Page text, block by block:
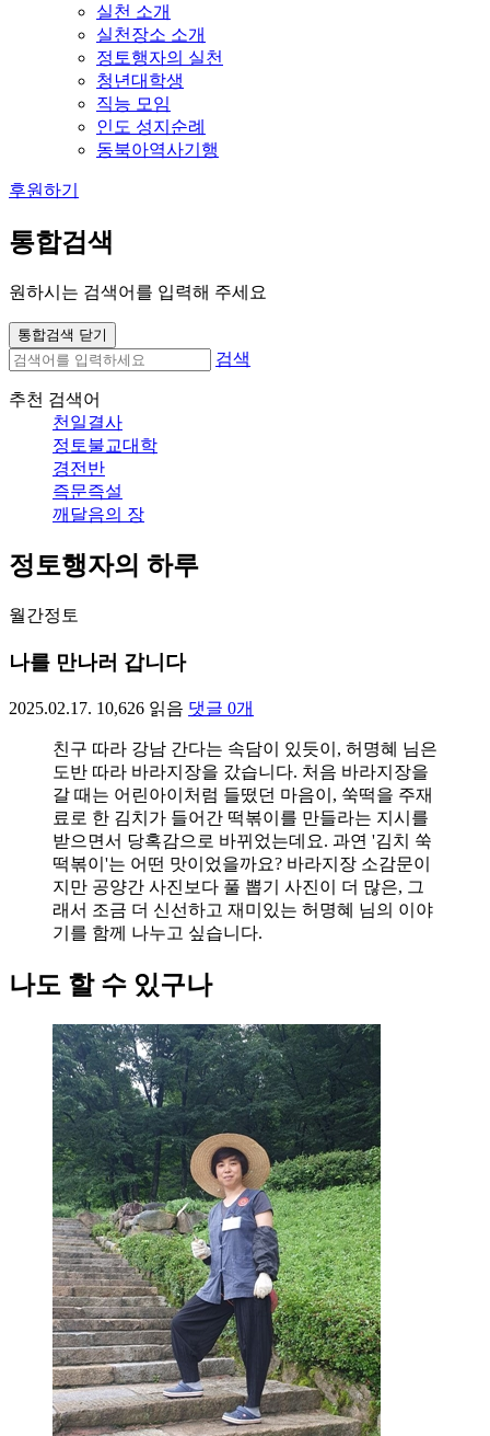
실천 소개
실천장소 소개
정토행자의 실천
청년대학생
직능 모임
인도 성지순례
동북아역사기행
후원하기
통합검색
원하시는 검색어를 입력해 주세요
통합검색 닫기
검색
추천 검색어
천일결사
정토불교대학
경전반
즉문즉설
깨달음의 장
정토행자의 하루
월간정토
나를 만나러 갑니다
2025.02.17. 10,626 읽음 댓글 0개
친구 따라 강남 간다는 속담이 있듯이, 허명혜 님은
도반 따라 바라지장을 갔습니다. 처음 바라지장을
갈 때는 어린아이처럼 들떴던 마음이, 쑥떡을 주재
료로 한 김치가 들어간 떡볶이를 만들라는 지시를
받으면서 당혹감으로 바뀌었는데요. 과연 '김치 쑥
떡볶이'는 어떤 맛이었을까요? 바라지장 소감문이
지만 공양간 사진보다 풀 뽑기 사진이 더 많은, 그
래서 조금 더 신선하고 재미있는 허명혜 님의 이야
기를 함께 나누고 싶습니다.
나도 할 수 있구나